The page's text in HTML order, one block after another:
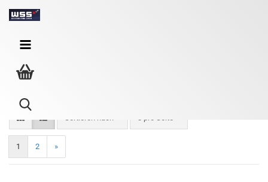
CAT.7 Patchkabel - grau
Sortieren nach 8 pro Seite
1 2 »